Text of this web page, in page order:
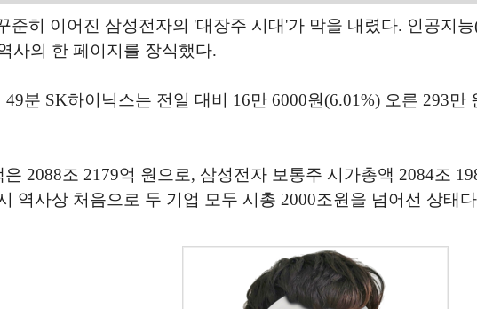
준히 이어진 삼성전자의 '대장주 시대'가 막을 내렸다. 인공지
사의 한 페이지를 장식했다.
분 SK하이닉스는 전일 대비 16만 6000원(6.01%) 오른 293
2088조 2179억 원으로, 삼성전자 보통주 시가총액 2084조
역사상 처음으로 두 기업 모두 시총 2000조원을 넘어선 상태